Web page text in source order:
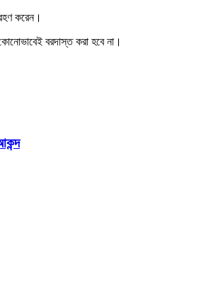
করেন।
বরদাস্ত করা হবে না।